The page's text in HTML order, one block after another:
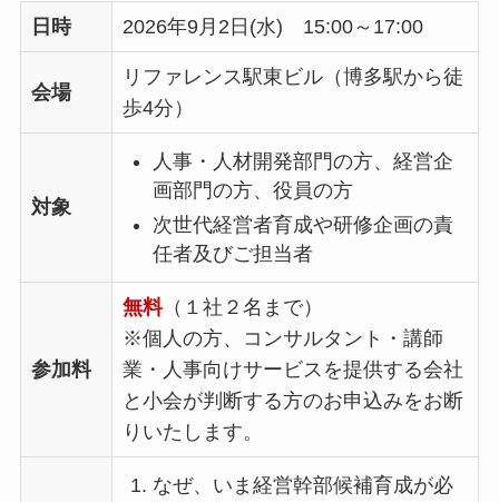
日時 2026年9月2日(水) 15:00～17:00
会場
リファレンス駅東ビル（博多駅から徒
歩4分）
対象
人事・人材開発部門の方、経営企
画部門の方、役員の方
次世代経営者育成や研修企画の責
任者及びご担当者
参加料
無料（１社２名まで）
※個人の方、コンサルタント・講師
業・人事向けサービスを提供する会社
と小会が判断する方のお申込みをお断
りいたします。
なぜ、いま経営幹部候補育成が必